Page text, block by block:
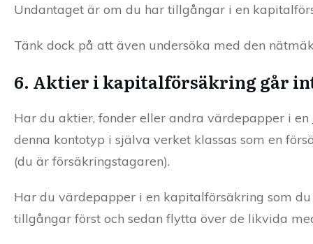
Undantaget är om du har tillgångar i en
Tänk dock på att även undersöka med den
6. Aktier i kapitalförsäkring går
Har du aktier, fonder eller andra värdepapper i en
denna kontotyp i själva verket klassas som en
(du är försäkringstagaren).
Har du värdepapper i en kapitalförsäkring som
tillgångar först och sedan flytta över de likvida